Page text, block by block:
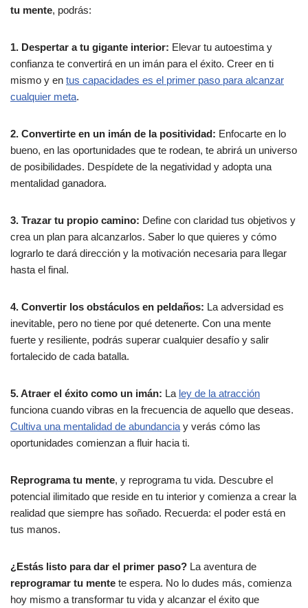
tu mente, podrás:
1. Despertar a tu gigante interior: Elevar tu autoestima y
confianza te convertirá en un imán para el éxito. Creer en ti
mismo y en tus capacidades es el primer paso para alcanzar
cualquier meta.
2. Convertirte en un imán de la positividad: Enfocarte en lo
bueno, en las oportunidades que te rodean, te abrirá un universo
de posibilidades. Despídete de la negatividad y adopta una
mentalidad ganadora.
3. Trazar tu propio camino: Define con claridad tus objetivos y
crea un plan para alcanzarlos. Saber lo que quieres y cómo
lograrlo te dará dirección y la motivación necesaria para llegar
hasta el final.
4. Convertir los obstáculos en peldaños: La adversidad es
inevitable, pero no tiene por qué detenerte. Con una mente
fuerte y resiliente, podrás superar cualquier desafío y salir
fortalecido de cada batalla.
5. Atraer el éxito como un imán: La ley de la atracción
funciona cuando vibras en la frecuencia de aquello que deseas.
Cultiva una mentalidad de abundancia y verás cómo las
oportunidades comienzan a fluir hacia ti.
Reprograma tu mente, y reprograma tu vida. Descubre el
potencial ilimitado que reside en tu interior y comienza a crear la
realidad que siempre has soñado. Recuerda: el poder está en
tus manos.
¿Estás listo para dar el primer paso? La aventura de
reprogramar tu mente te espera. No lo dudes más, comienza
hoy mismo a transformar tu vida y alcanzar el éxito que